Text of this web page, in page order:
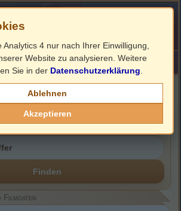
Links
Cover & DVD Infos
Finden
Filmdaten
4 nur nach Ihrer Einwilligung,
Website zu analysieren. Weitere
Sie in der Datenschutzerklärung
Ablehnen
Akzeptieren